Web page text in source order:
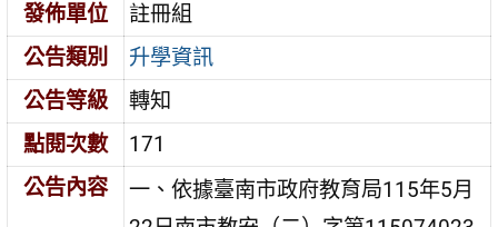
發佈單位
註冊組
公告類別
升學資訊
公告等級
轉知
點閱次數
171
公告內容
一、依據臺南市政府教育局115年5月